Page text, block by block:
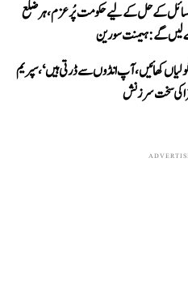
کے حل کے لیے حکومت پُرعزم، ہر ضلع
گے: ہیمنت سورین
کھائیں، آپ انڈوں سے ڈرتی ہیں‘، سپریم
کی سخت سرزنش